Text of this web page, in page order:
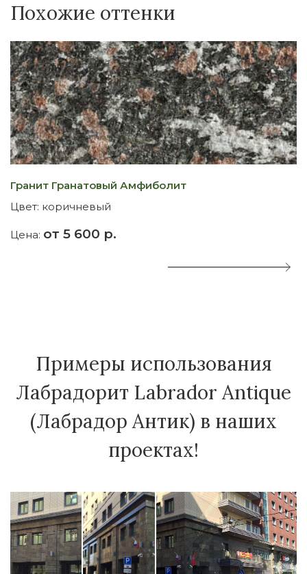
Похожие оттенки
Гранит Гранатовый Амфиболит
Цвет: коричневый
Цена: от 5 600 р.
Примеры использования
Лабрадорит Labrador Antique
(Лабрадор Антик) в наших
проектах!